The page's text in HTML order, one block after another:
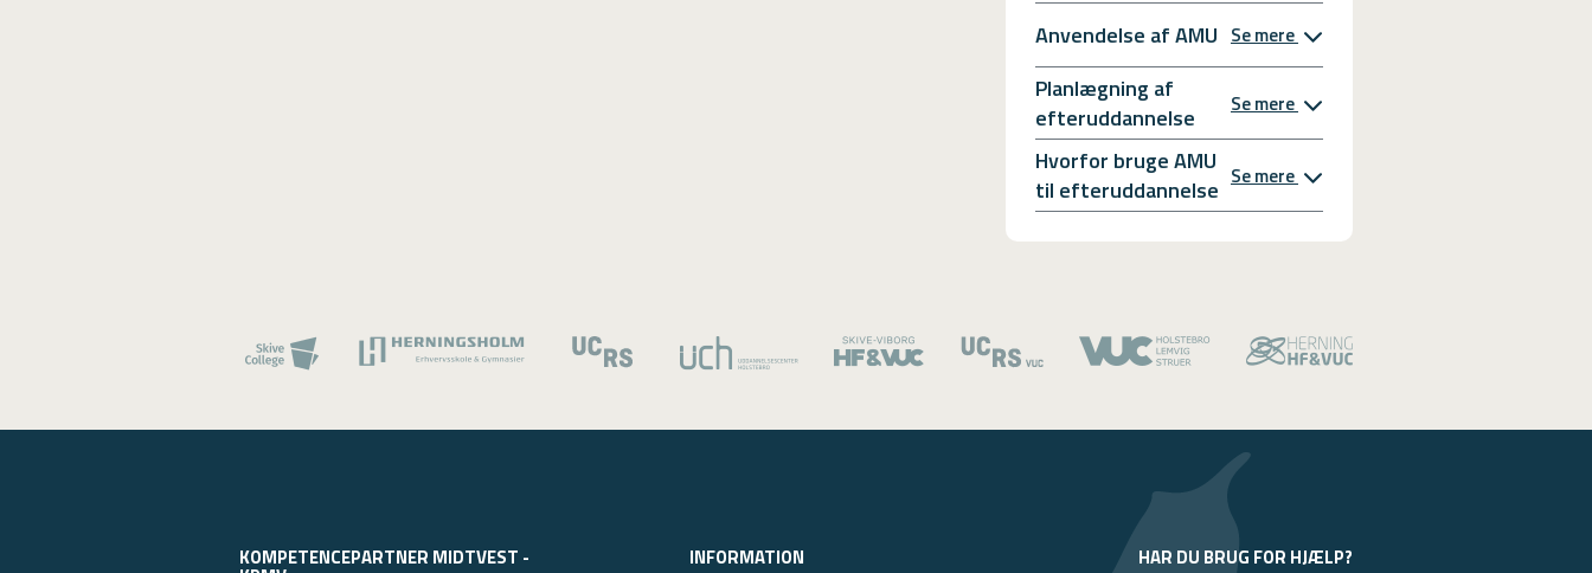
Anvendelse af AMU Se mere
Planlægning af
efteruddannelse
Se mere
Hvorfor bruge AMU
til efteruddannelse Se mere
KOMPETENCEPARTNER MIDTVEST - INFORMATION HAR DU BRUG FOR HJÆLP?